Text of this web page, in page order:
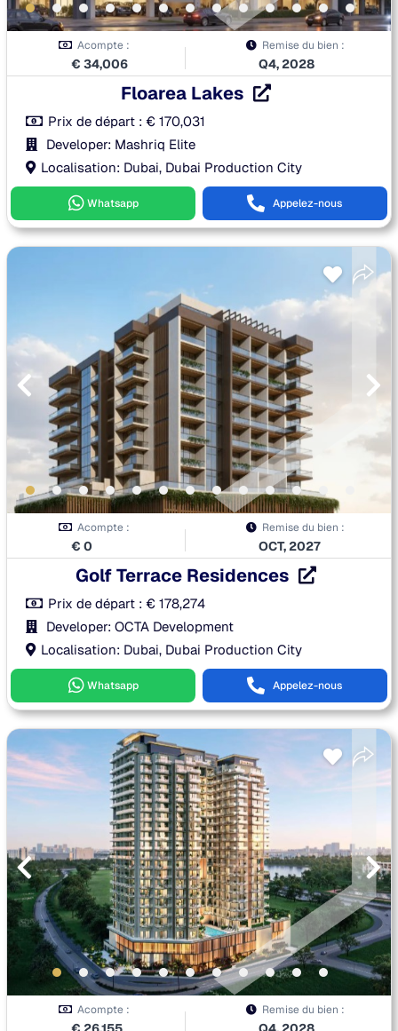
Acompte :
€ 34,006
Remise du bien :
Q4, 2028
Floarea Lakes
Prix de départ :€ 170,031
Developer: Mashriq Elite
Localisation: Dubai, Dubai Production City
Whatsapp Appelez-nous
Acompte :
€ 0
Remise du bien :
OCT, 2027
Golf Terrace Residences
Prix de départ :€ 178,274
Developer: OCTA Development
Localisation: Dubai, Dubai Production City
Whatsapp Appelez-nous
Acompte : Remise du bien :